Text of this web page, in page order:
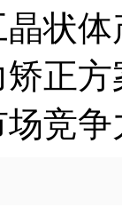
状
正
场竞争